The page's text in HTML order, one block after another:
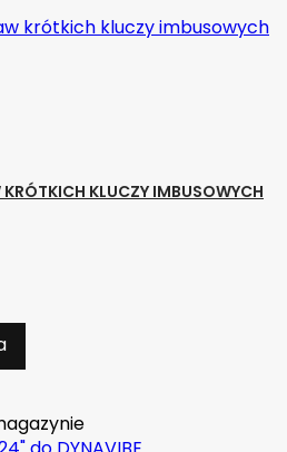
KLUCZY IMBUSOWYCH